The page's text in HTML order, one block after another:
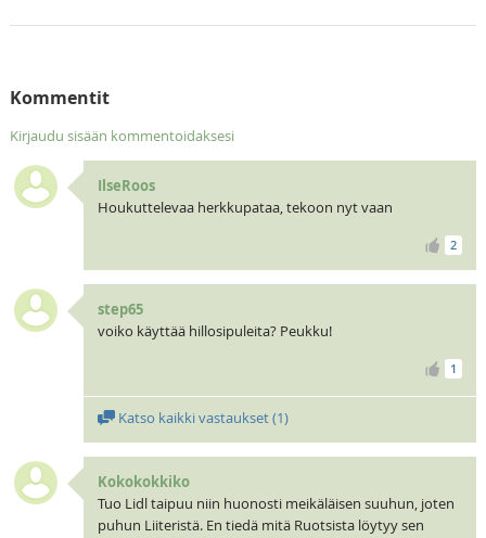
Kommentit
Kirjaudu sisään kommentoidaksesi
IlseRoos
Houkuttelevaa herkkupataa, tekoon nyt vaan
2
step65
voiko käyttää hillosipuleita? Peukku!
1
Katso kaikki vastaukset (1)
Kokokokkiko
Tuo Lidl taipuu niin huonosti meikäläisen suuhun, joten
puhun Liiteristä. En tiedä mitä Ruotsista löytyy sen